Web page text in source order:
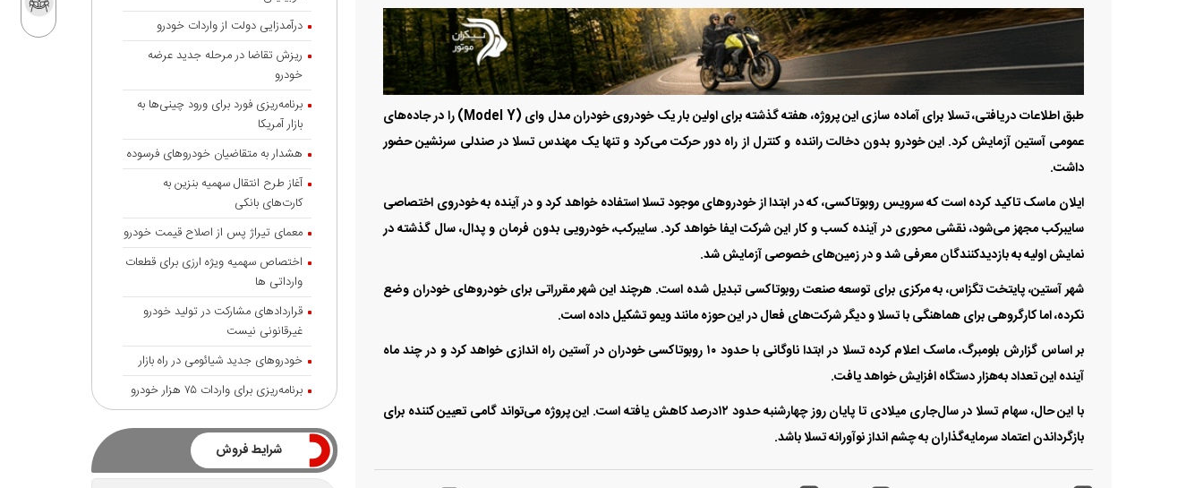
طبق اطلاعات دریافتی، تسلا برای آماده سازی این پروژه، هفته گذشته برای اولین بار یک خودروی خودران مدل وای (Model Y) را در جاده‌های
عمومی آستین آزمایش کرد. این خودرو بدون دخالت راننده و کنترل از راه دور حرکت می‌کرد و تنها یک مهندس تسلا در صندلی سرنشین حضور
داشت.
ایلان ماسک تاکید کرده است که سرویس روبوتاکسی، که در ابتدا از خودرو‌های موجود تسلا استفاده خواهد کرد و در آینده به خودروی اختصاصی
سایبرکب مجهز می‌شود، نقشی محوری در آینده کسب و کار این شرکت ایفا خواهد کرد. سایبرکب، خودرویی بدون فرمان و پدال، سال گذشته در
نمایش اولیه به بازدیدکنندگان معرفی شد و در زمین‌های خصوصی آزمایش شد.
شهر آستین، پایتخت تگزاس، به مرکزی برای توسعه صنعت روبوتاکسی تبدیل شده است. هرچند این شهر مقرراتی برای خودرو‌های خودران وضع
نکرده، اما کارگروهی برای هماهنگی با تسلا و دیگر شرکت‌های فعال در این حوزه مانند ویمو تشکیل داده است.
بر اساس گزارش بلومبرگ، ماسک اعلام کرده تسلا در ابتدا ناوگانی با حدود ۱۰ روبوتاکسی خودران در آستین راه اندازی خواهد کرد و در چند ماه
آینده این تعداد به‌هزار دستگاه افزایش خواهد یافت.
با این حال، سهام تسلا در سال‌جاری میلادی تا پایان روز چهارشنبه حدود ۱۲‌درصد کاهش یافته است. این پروژه می‌تواند گامی تعیین کننده برای
بازگرداندن اعتماد سرمایه‌گذاران به چشم انداز نوآورانه تسلا باشد.
درآمدزایی دولت از واردات خودرو
ریزش تقاضا در مرحله جدید عرضه
خودرو
برنامه‌ریزی فورد برای ورود چینی‌ها به
بازار آمریکا
هشدار به متقاضیان خودروهای فرسوده
آغاز طرح انتقال سهمیه بنزین به
کارت‌های بانکی
معمای تیراژ پس از اصلاح قیمت خودرو
اختصاص سهمیه ویژه ارزی برای قطعات
وارداتی ها
قراردادهای مشارکت در تولید خودرو
غیرقانونی نیست
خودروهای جدید شیائومی در راه بازار
برنامه‌ریزی برای واردات ۷۵ هزار خودرو
شرایط فروش